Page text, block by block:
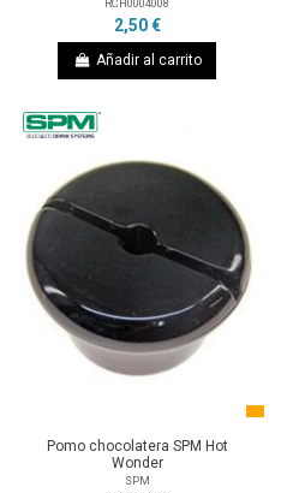
RCH0004008
2,50 €
Añadir al carrito
Pomo chocolatera SPM Hot
Wonder
SPM